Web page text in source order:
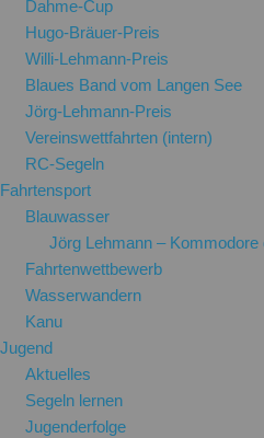
Dahme-Cup
Hugo-Bräuer-Preis
Willi-Lehmann-Preis
Blaues Band vom Langen See
Jörg-Lehmann-Preis
Vereinswettfahrten (intern)
RC-Segeln
Fahrtensport
Blauwasser
Jörg Lehmann – Kommodore
Fahrtenwettbewerb
Wasserwandern
Kanu
Jugend
Aktuelles
Segeln lernen
Jugenderfolge